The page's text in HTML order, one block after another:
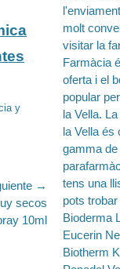
y
→
secos
10ml